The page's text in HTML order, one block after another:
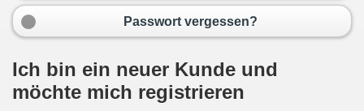
Passwort vergessen?
Ich bin ein neuer Kunde und
möchte mich registrieren